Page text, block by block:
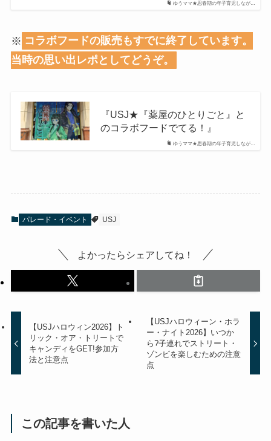
ゆうママ★思春期の年子育児しなが…
※ コラボフードの販売もすでに終了しています。
当時の思い出レポとしてどうぞ。
ゆうママ★思春期の年子育児しなが…
『USJ★『薬屋のひとりごと』と
のコラボフードでてる！』
パレード・イベント USJ
よかったらシェアしてね！
【USJハロウィン2026】ト
リック・オア・トリートで
キャンディをGET!参加方
法と注意点
【USJハロウィーン・ホラ
ー・ナイト2026】いつか
ら?子連れでストリート・
ゾンビを楽しむための注意
点
この記事を書いた人